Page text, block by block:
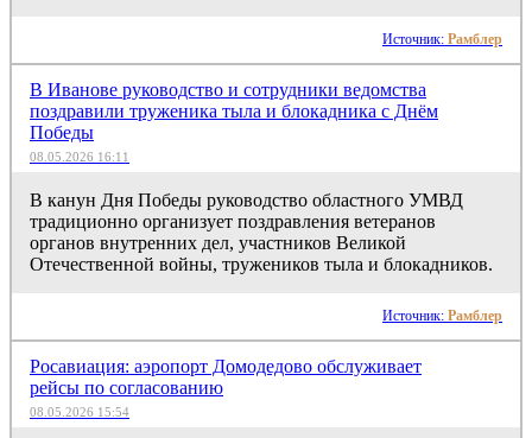
Источник: Рамблер
В Иванове руководство и сотрудники ведомства
поздравили труженика тыла и блокадника с Днём
Победы
08.05.2026 16:11
В канун Дня Победы руководство областного УМВД
традиционно организует поздравления ветеранов
органов внутренних дел, участников Великой
Отечественной войны, тружеников тыла и блокадников.
Источник: Рамблер
Росавиация: аэропорт Домодедово обслуживает
рейсы по согласованию
08.05.2026 15:54